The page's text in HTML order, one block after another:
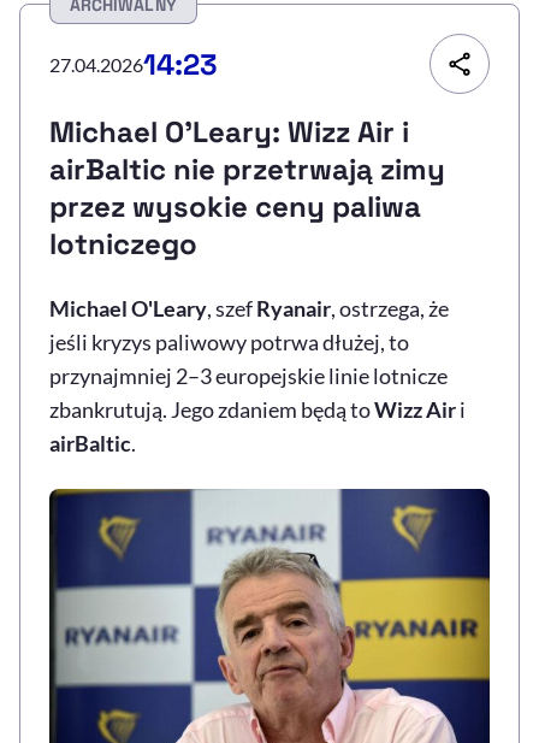
Sprawdź, jak i dlaczego zwiększamy dostępność, otwiera się w nowym
Deklaracja dostępności
ARCHIWALNY
27.04.202614:23
Michael O'Leary: Wizz Air i
airBaltic nie przetrwają zimy
przez wysokie ceny paliwa
lotniczego
Michael O'Leary, szefRyanair, ostrzega, że
jeśli kryzys paliwowy potrwa dłużej, to
przynajmniej 2–3 europejskie linie lotnicze
zbankrutują. Jego zdaniem będą toWizz Airi
airBaltic.